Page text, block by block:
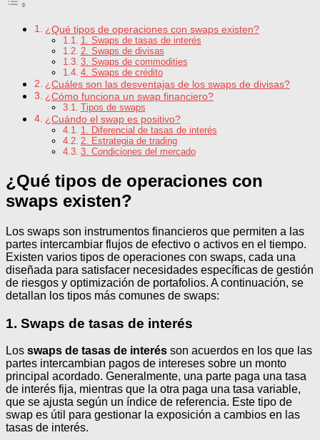
¿Qué tipos de operaciones con swaps existen?
1. Swaps de tasas de interés
2. Swaps de divisas
3. Swaps de commodities
4. Swaps de crédito
¿Cuáles son las desventajas de los swaps de divisas?
¿Cómo funciona un swap financiero?
Tipos de swaps
¿Cuándo el swap es positivo?
1. Diferencial de tasas de interés
2. Estrategia de trading
3. Condiciones del mercado
¿Qué tipos de operaciones con
swaps existen?
Los swaps son instrumentos financieros que permiten a las
partes intercambiar flujos de efectivo o activos en el tiempo.
Existen varios tipos de operaciones con swaps, cada una
diseñada para satisfacer necesidades específicas de gestión
de riesgos y optimización de portafolios. A continuación, se
detallan los tipos más comunes de swaps:
1. Swaps de tasas de interés
Los swaps de tasas de interés son acuerdos en los que las
partes intercambian pagos de intereses sobre un monto
principal acordado. Generalmente, una parte paga una tasa
de interés fija, mientras que la otra paga una tasa variable,
que se ajusta según un índice de referencia. Este tipo de
swap es útil para gestionar la exposición a cambios en las
tasas de interés.